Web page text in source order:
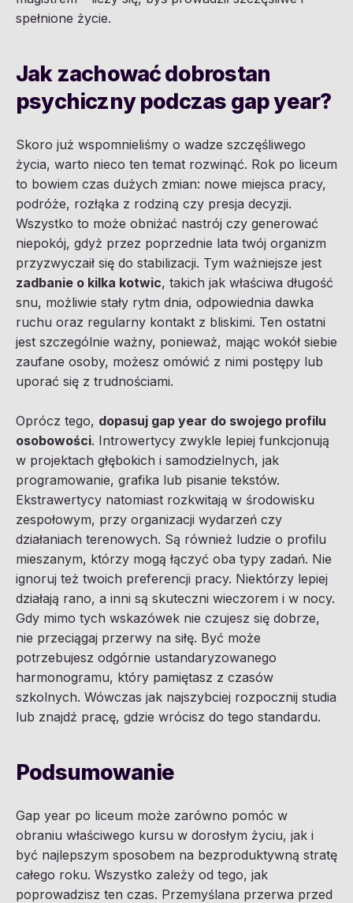
spełnione życie.
Jak zachować dobrostan
psychiczny podczas gap year?
Skoro już wspomnieliśmy o wadze szczęśliwego
życia, warto nieco ten temat rozwinąć. Rok po liceum
to bowiem czas dużych zmian: nowe miejsca pracy,
podróże, rozłąka z rodziną czy presja decyzji.
Wszystko to może obniżać nastrój czy generować
niepokój, gdyż przez poprzednie lata twój organizm
przyzwyczaił się do stabilizacji. Tym ważniejsze jest
zadbanie o kilka kotwic, takich jak właściwa długość
snu, możliwie stały rytm dnia, odpowiednia dawka
ruchu oraz regularny kontakt z bliskimi. Ten ostatni
jest szczególnie ważny, ponieważ, mając wokół siebie
zaufane osoby, możesz omówić z nimi postępy lub
uporać się z trudnościami.
Oprócz tego, dopasuj gap year do swojego profilu
osobowości. Introwertycy zwykle lepiej funkcjonują
w projektach głębokich i samodzielnych, jak
programowanie, grafika lub pisanie tekstów.
Ekstrawertycy natomiast rozkwitają w środowisku
zespołowym, przy organizacji wydarzeń czy
działaniach terenowych. Są również ludzie o profilu
mieszanym, którzy mogą łączyć oba typy zadań. Nie
ignoruj też twoich preferencji pracy. Niektórzy lepiej
działają rano, a inni są skuteczni wieczorem i w nocy.
Gdy mimo tych wskazówek nie czujesz się dobrze,
nie przeciągaj przerwy na siłę. Być może
potrzebujesz odgórnie ustandaryzowanego
harmonogramu, który pamiętasz z czasów
szkolnych. Wówczas jak najszybciej rozpocznij studia
lub znajdź pracę, gdzie wrócisz do tego standardu.
Podsumowanie
Gap year po liceum może zarówno pomóc w
obraniu właściwego kursu w dorosłym życiu, jak i
być najlepszym sposobem na bezproduktywną stratę
całego roku. Wszystko zależy od tego, jak
poprowadzisz ten czas. Przemyślana przerwa przed